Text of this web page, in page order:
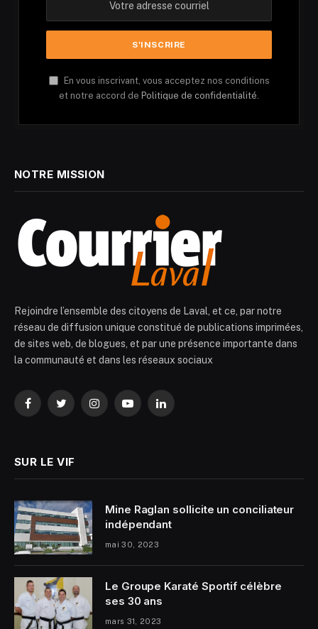
En vous inscrivant, vous acceptez nos conditions
et notre accord de Politique de confidentialité.
NOTRE MISSION
Rejoindre l’ensemble des citoyens de Laval, et ce, par notre
réseau de diffusion unique constitué de publications imprimées,
de sites web, de blogues, et par une présence importante dans
la communauté et dans les réseaux sociaux
FacebookTwitterInstagramYouTubeLinkedIn
SUR LE VIF
Mine Raglan sollicite un conciliateur
indépendant
mai 30, 2023
Le Groupe Karaté Sportif célèbre
ses 30 ans
mars 31, 2023